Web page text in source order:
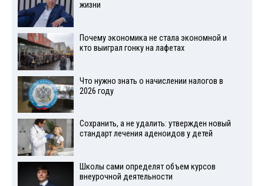
жизни
Почему экономика не стала экономной и
кто выиграл гонку на лафетах
Что нужно знать о начислении налогов в
2026 году
Сохранить, а не удалить: утвержден новый
стандарт лечения аденоидов у детей
Школы сами определят объем курсов
внеурочной деятельности